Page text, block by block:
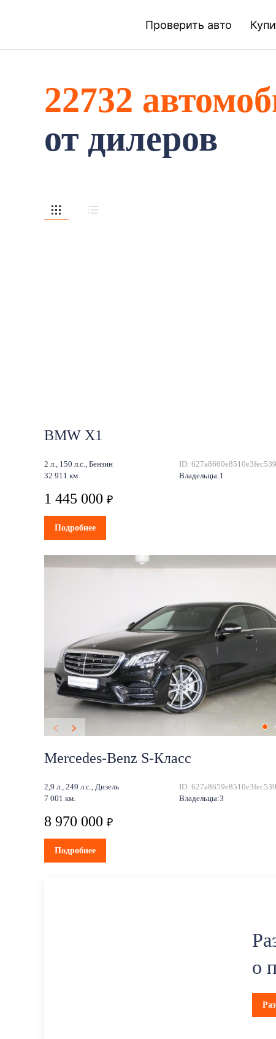
Проверить авто
22732
от дилеров
BMW X1
2 л., 150 л.с., Бензин
ID:
32 911 км.
Владельцы:1
1 445 000 ₽
Подробнее
Mercedes-Benz S-Класс
2,9 л., 249 л.с., Дизель
ID:
7 001 км.
Владельцы:3
8 970 000 ₽
Подробнее
о